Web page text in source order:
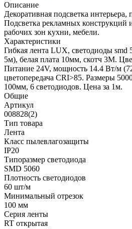
Описание
Декоративная подсветка
Подсветка рекламных конструкций
рабочих зон кухни, мебели.
Характеристики
Гибкая лента LUX, светодиоды
5м), белая плата 10мм, скотч 3М.
Питание 24V, мощность 14.4 Вт/м
цветопередача CRI>85. Размеры
100мм, 6 светодиодов. Цена за 1м.
Общие
Артикул
008828(2)
Тип товара
Лента
Класс пылевлагозащиты
IP20
Типоразмер светодиода
SMD 5060
Плотность светодиодов
60 шт/м
Минимальный отрезок
100 мм
Серия ленты
RT открытая